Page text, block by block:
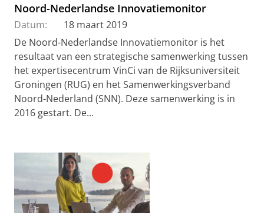
Noord-Nederlandse Innovatiemonitor
Datum:
18 maart 2019
De Noord-Nederlandse Innovatiemonitor is het
resultaat van een strategische samenwerking tussen
het expertisecentrum VinCi van de Rijksuniversiteit
Groningen (RUG) en het Samenwerkingsverband
Noord-Nederland (SNN). Deze samenwerking is in
2016 gestart. De...